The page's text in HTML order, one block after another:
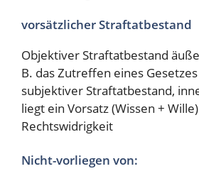
vorsätzlicher Straftatbestand
Objektiver Straftatbestand
B. das Zutreffen eines Gesetzes
subjektiver Straftatbestand,
liegt ein Vorsatz (Wissen +
Rechtswidrigkeit
Nicht-vorliegen von: